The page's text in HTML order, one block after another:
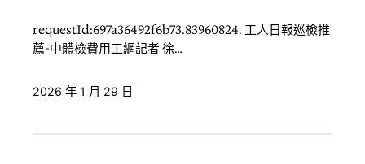
requestId:697a36492f6b73.83960824. 工人日報巡檢推
薦-中體檢費用工網記者 徐…
2026 年 1 月 29 日